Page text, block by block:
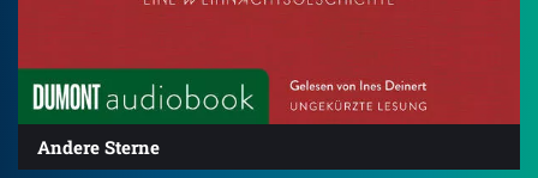
Andere Sterne